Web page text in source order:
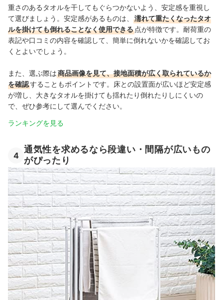
重さのあるタオルを干してもぐらつかないよう、安定感を重視し
て選びましょう。安定感があるものは、
濡れて重たくなったタオ
ルを掛けても倒れることなく使用できる 点が特徴です。耐荷重の
表記や口コミの内容を確認して、簡単に倒れないかを確認してお
くとよいでしょう。
また、選ぶ際は商品画像を見て、接地面積が広く取られているか
を確認することもポイントです。床との設置面が広いほど安定感
が増し、大きなタオルを掛けても揺れたり倒れたりしにくいの
で、ぜひ参考にして選んでください。
ランキングを見る
4
通気性を求めるなら段違い・間隔が広いもの
がぴったり